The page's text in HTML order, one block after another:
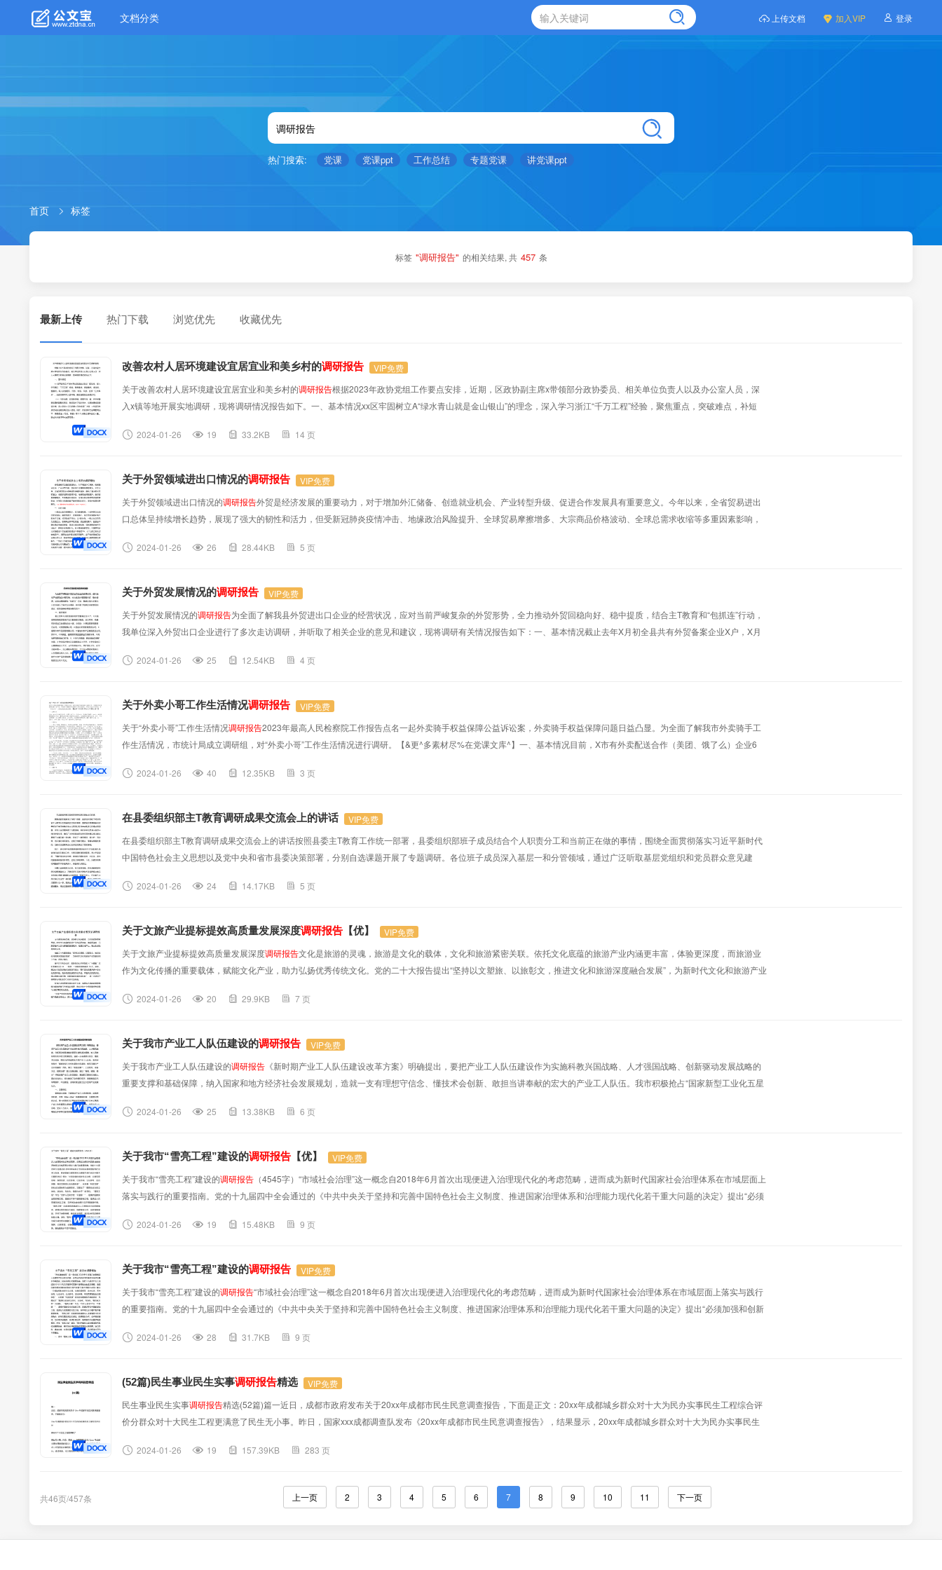
文档分类 上传文档 加入VIP 登录
热门搜索: 党课 党课ppt 工作总结 专题党课 讲党课ppt
首页 标签
标签 "调研报告" 的相关结果, 共 457 条
最新上传 热门下载 浏览优先 收藏优先
改善农村人居环境建设宜居宜业和美乡村的调研报告
VIP免费
关于改善农村人居环境建设宜居宜业和美乡村的调研报告根据2023年政协党组工作要点安排，近期，区政协副主席x带领部分政协委员、相关单位负责人以及办公室人员，深
入x镇等地开展实地调研，现将调研情况报告如下。一、基本情况xx区牢固树立A“绿水青山就是金山银山”的理念，深入学习浙江“千万工程”经验，聚焦重点，突破难点，补短
察反馈问题整改落实，我区加大了城乡污水、垃圾处理设施建设步伐，投入资金x亿元新建x污水处理厂2座，x生活污水及垃圾处理建设项目投...
2024-01-26 19 33.2KB 14 页
关于外贸领域进出口情况的调研报告
VIP免费
关于外贸领域进出口情况的调研报告外贸是经济发展的重要动力，对于增加外汇储备、创造就业机会、产业转型升级、促进合作发展具有重要意义。今年以来，全省贸易进出
口总体呈持续增长趋势，展现了强大的韧性和活力，但受新冠肺炎疫情冲击、地缘政治风险提升、全球贸易摩擦增多、大宗商品价格波动、全球总需求收缩等多重因素影响，
企业流动资金短缺，融资难度大，发展规模小，缺乏固定的国外客户和生产订单，经济效益不突出，以*县为例，一些以出口苹品为主的企业，收购果品季...
2024-01-26 26 28.44KB 5 页
关于外贸发展情况的调研报告
VIP免费
关于外贸发展情况的调研报告为全面了解我县外贸进出口企业的经营状况，应对当前严峻复杂的外贸形势，全力推动外贸回稳向好、稳中提质，结合主T教育和“包抓连”行动，
我单位深入外贸出口企业进行了多次走访调研，并听取了相关企业的意见和建议，现将调研有关情况报告如下：一、基本情况截止去年X月初全县共有外贸备案企业X户，X月
果兴农产品贸易有限公司、X富佳兴农产品有限责任公司，其中X、X向泰国、越南等东南亚国家出口新鲜水果，X向哈萨克斯坦出口灯具，X、X向马...
2024-01-26 25 12.54KB 4 页
关于外卖小哥工作生活情况调研报告
VIP免费
关于“外卖小哥”工作生活情况调研报告2023年最高人民检察院工作报告点名一起外卖骑手权益保障公益诉讼案，外卖骑手权益保障问题日益凸显。为全面了解我市外卖骑手工
作生活情况，市统计局成立调研组，对“外卖小哥”工作生活情况进行调研。【&更^多素材尽%在党课文库^】一、基本情况目前，X市有外卖配送合作（美团、饿了么）企业6
其他类（UU）骑手18份，占25.3％，另有12位“外卖小哥”骑手参与了集中访谈。二、行业特点（一）学历门槛低，需求量大...
2024-01-26 40 12.35KB 3 页
在县委组织部主T教育调研成果交流会上的讲话
VIP免费
在县委组织部主T教育调研成果交流会上的讲话按照县委主T教育工作统一部署，县委组织部班子成员结合个人职责分工和当前正在做的事情，围绕全面贯彻落实习近平新时代
中国特色社会主义思想以及党中央和省市县委决策部署，分别自选课题开展了专题调研。各位班子成员深入基层一和分管领域，通过广泛听取基层党组织和党员群众意见建
础。刚才，各位班子成员围绕调研情况依次作了交流发言,结合我们当前的重点工作，对照主T教育具体要求，深入开展调研，了解的情况比较全面，查找的问题...
2024-01-26 24 14.17KB 5 页
关于文旅产业提标提效高质量发展深度调研报告 【优】
VIP免费
关于文旅产业提标提效高质量发展深度调研报告文化是旅游的灵魂，旅游是文化的载体，文化和旅游紧密关联。依托文化底蕴的旅游产业内涵更丰富，体验更深度，而旅游业
作为文化传播的重要载体，赋能文化产业，助力弘扬优秀传统文化。党的二十大报告提出“坚持以文塑旅、以旅彰文，推进文化和旅游深度融合发展”，为新时代文化和旅游产业
出“要打造独具魅力的中华文化旅游体验，提升旅游发展的文化内涵，丰富优质旅游供给，优化旅游发展环境，创新融合发展体制机制”，进一步提供...
2024-01-26 20 29.9KB 7 页
关于我市产业工人队伍建设的调研报告
VIP免费
关于我市产业工人队伍建设的调研报告 《新时期产业工人队伍建设改革方案》明确提出，要把产业工人队伍建设作为实施科教兴国战略、人才强国战略、创新驱动发展战略的
重要支撑和基础保障，纳入国家和地方经济社会发展规划，造就一支有理想守信念、懂技术会创新、敢担当讲奉献的宏大的产业工人队伍。我市积极抢占“国家新型工业化五星
工爱岗位当能人、爱企业当主人，有力推动了全市循环经济、装备制造及汽车零部件、木业家居、光电和食品加工五大主导产业发展壮大。一、主要做法...
2024-01-26 25 13.38KB 6 页
关于我市“雪亮工程”建设的调研报告 【优】
VIP免费
关于我市“雪亮工程”建设的调研报告 （4545字）“市域社会治理”这一概念自2018年6月首次出现便进入治理现代化的考虑范畴，进而成为新时代国家社会治理体系在市域层面上
落实与践行的重要指南。党的十九届四中全会通过的《中共中央关于坚持和完善中国特色社会主义制度、推进国家治理体系和治理能力现代化若干重大问题的决定》提出“必须
提出了“提高社会治安立体化、法治化、专业化、智能化水平”的目标。“雪亮工程”作为“守护人民安宁的‘千里眼’”，是维护国家安全...
2024-01-26 19 15.48KB 9 页
关于我市“雪亮工程”建设的调研报告
VIP免费
关于我市“雪亮工程”建设的调研报告“市域社会治理”这一概念自2018年6月首次出现便进入治理现代化的考虑范畴，进而成为新时代国家社会治理体系在市域层面上落实与践行
的重要指南。党的十九届四中全会通过的《中共中央关于坚持和完善中国特色社会主义制度、推进国家治理体系和治理能力现代化若干重大问题的决定》提出“必须加强和创新
社会治安立体化、法治化、专业化、智能化水平”的目标。“雪亮工程”作为“守护人民安宁的‘千里眼’”，是维护国家安全的战略工程，是...
2024-01-26 28 31.7KB 9 页
(52篇)民生事业民生实事调研报告精选
VIP免费
民生事业民生实事调研报告精选(52篇)篇一近日，成都市政府发布关于20xx年成都市民生民意调查报告，下面是正文：20xx年成都城乡群众对十大为民办实事民生工程综合评
价分群众对十大民生工程更满意了民生无小事。昨日，国家xxx成都调查队发布《20xx年成都市民生民意调查报告》，结果显示，20xx年成都城乡群众对十大为民办实事民生
2024-01-26
19 157.39KB 283 页
共46页/457条 上一页 2 3 4 5 6 7 8 9 10 11 下一页